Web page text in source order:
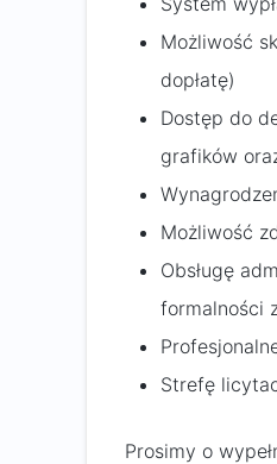
Możliwość
dopłatę)
Dostęp do
grafików
Możliwość
Obsługę
formalności
Strefę
Prosimy o